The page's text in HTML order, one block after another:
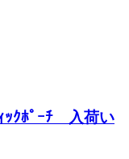
ｯｸﾎﾟｰﾁ 入荷い